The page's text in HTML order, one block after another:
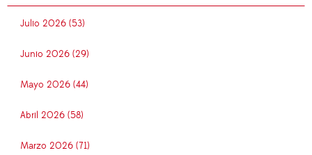
Julio 2026 (53)
Junio 2026 (29)
Mayo 2026 (44)
Abril 2026 (58)
Marzo 2026 (71)